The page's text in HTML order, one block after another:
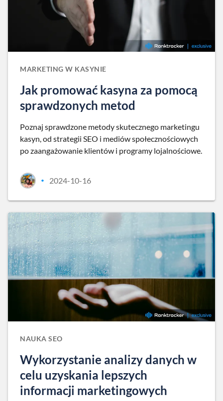
MARKETING W KASYNIE
Jak promować kasyna za pomocą
sprawdzonych metod
Poznaj sprawdzone metody skutecznego marketingu
kasyn, od strategii SEO i mediów społecznościowych
po zaangażowanie klientów i programy lojalnościowe.
• 2024-10-16
NAUKA SEO
Wykorzystanie analizy danych w
celu uzyskania lepszych
informacji marketingowych